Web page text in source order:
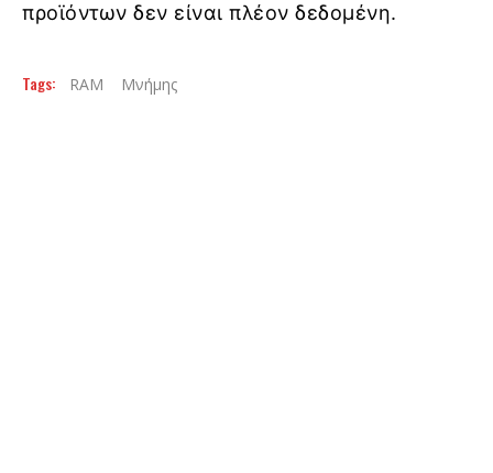
προϊόντων δεν είναι πλέον δεδομένη.
Tags: RAM Μνήμης